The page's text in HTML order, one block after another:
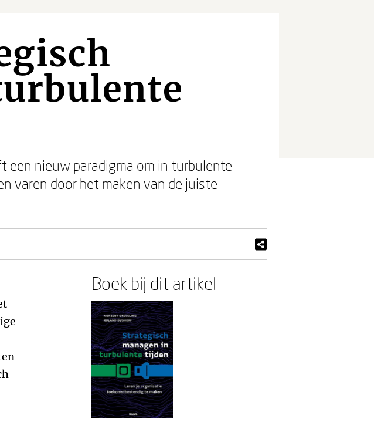
een nieuw paradigma om in turbulente
varen door het maken van de juiste
Boek bij dit artikel